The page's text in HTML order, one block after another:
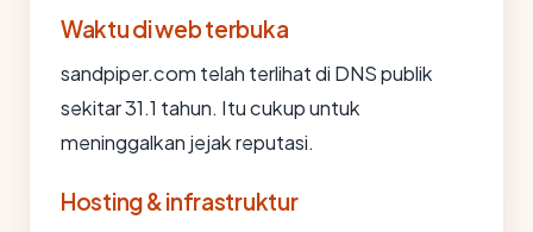
Waktu di web terbuka
sandpiper.com telah terlihat di DNS publik
sekitar 31.1 tahun. Itu cukup untuk
meninggalkan jejak reputasi.
Hosting & infrastruktur